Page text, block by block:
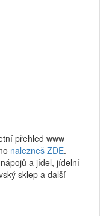
přehled www
nalezneš ZDE.
a jídel, jídelní
sklep a další